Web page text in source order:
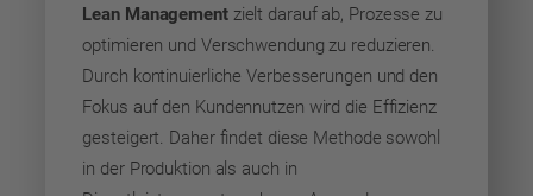
Lean Managementzielt darauf ab, Prozesse zu
optimieren und Verschwendung zu reduzieren.
Durch kontinuierliche Verbesserungen und den
Fokus auf den Kundennutzen wird die Effizienz
gesteigert. Daher findet diese Methode sowohl
in der Produktion als auch in